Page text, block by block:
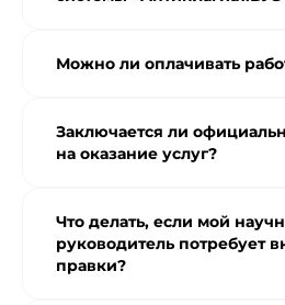
Можно ли оплачивать
Заключается ли
на оказание услуг?
Что делать, если мой
руководитель потребует
правки?